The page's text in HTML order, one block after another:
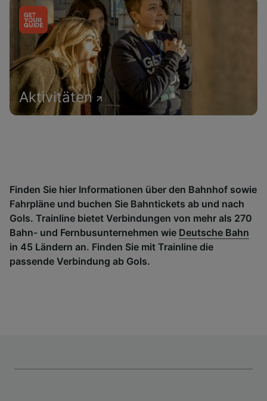
Aktivitäten
Finden Sie hier Informationen über den Bahnhof sowie
Fahrpläne und buchen Sie Bahntickets ab und nach
Gols. Trainline bietet Verbindungen von mehr als 270
Bahn- und Fernbusunternehmen wie Deutsche Bahn
in 45 Ländern an. Finden Sie mit Trainline die
passende Verbindung ab Gols.